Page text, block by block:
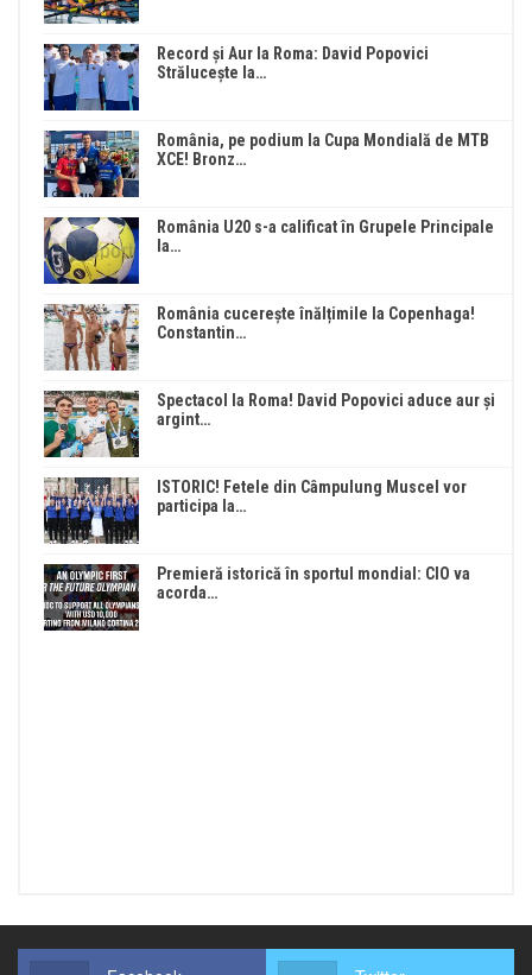
Record și Aur la Roma: David Popovici
Strălucește la…
România, pe podium la Cupa Mondială de MTB
XCE! Bronz…
România U20 s-a calificat în Grupele Principale
la…
România cucerește înălțimile la Copenhaga!
Constantin…
Spectacol la Roma! David Popovici aduce aur și
argint…
ISTORIC! Fetele din Câmpulung Muscel vor
participa la…
Premieră istorică în sportul mondial: CIO va
acorda…